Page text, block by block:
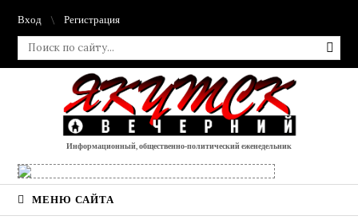
Вход Регистрация
Информационный, общественно-политический еженедельник
МЕНЮ САЙТА